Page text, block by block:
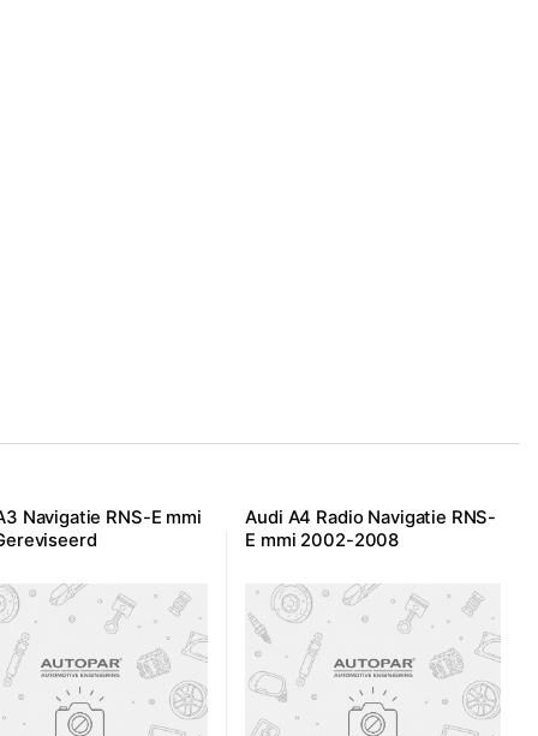
Navigatie RNS-E mmi
Audi A4 Radio Navigatie RNS-
E mmi 2002-2008